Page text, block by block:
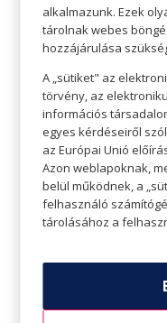
hogy minden
célokat,
meg magadnak,
(és edd) a saját
Tüntesd el azt,
Az
legkönnyebb
környezetedből.
vagy sütit, amit
hűtő tele
joghurtokkal és
alkalmazunk. Ezek
tárolnak webes
hozzájárulása
A „sütiket" az
törvény, az
információs
egyes kérdéseiről
az Európai Unió
Azon weblapoknak,
belül működnek, a
felhasználó
tárolásához a